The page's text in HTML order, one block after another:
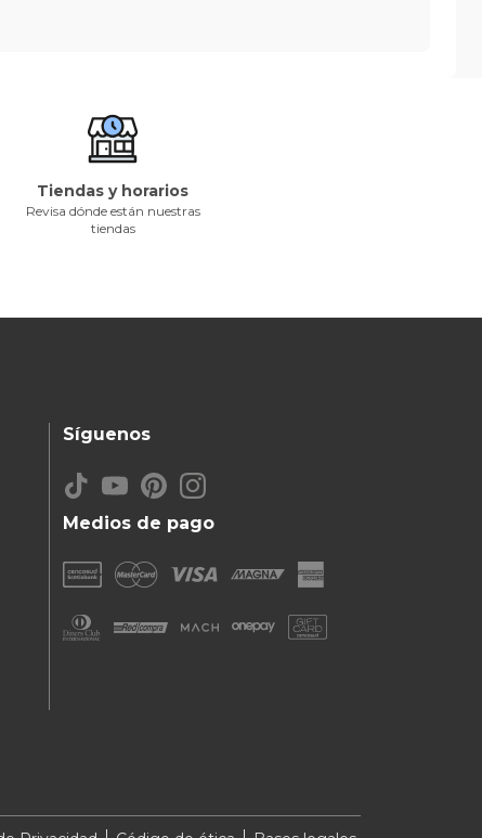
Tiendas y horarios
Revisa dónde están nuestras
tiendas
Medios de pago
Síguenos